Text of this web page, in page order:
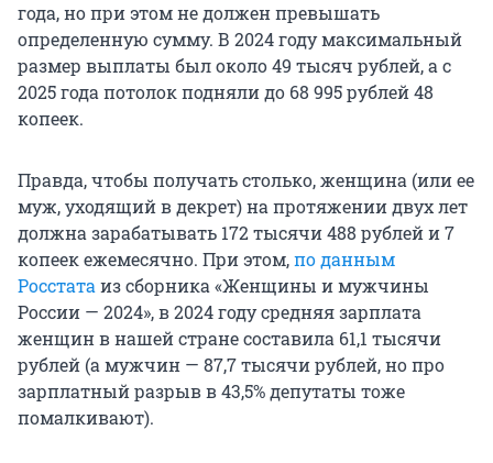
года, но при этом не должен превышать
определенную сумму. В 2024 году максимальный
размер выплаты был около 49 тысяч рублей, а с
2025 года потолок подняли до 68 995 рублей 48
копеек.
Правда, чтобы получать столько, женщина (или ее
муж, уходящий в декрет) на протяжении двух лет
должна зарабатывать 172 тысячи 488 рублей и 7
копеек ежемесячно. При этом,по данным
Росстатаиз сборника «Женщины и мужчины
России — 2024», в 2024 году средняя зарплата
женщин в нашей стране составила 61,1 тысячи
рублей (а мужчин — 87,7 тысячи рублей, но про
зарплатный разрыв в 43,5% депутаты тоже
помалкивают).